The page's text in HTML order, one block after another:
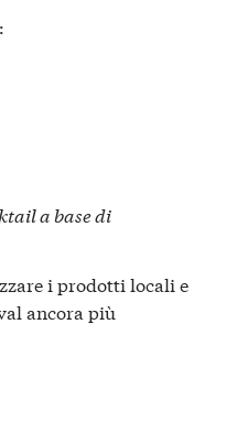
a base di
i prodotti locali e
ancora più